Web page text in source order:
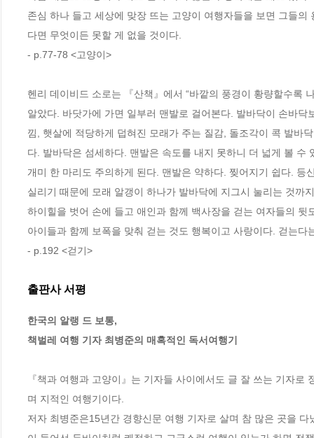
존심 하나 들고 세상에 맞장 뜨는 고양이 여행자들을 보면 그들
다면 무엇이든 못할 게 없을 것이다.
- p.77-78 <고양이>
헨리 데이비드 소로는 『산책』에서 “바깥의 풍경이 황량할수록
알았다. 바닷가에 가면 일부러 맨발로 걸어본다. 발바닥이 손바
낌, 햇살에 적당하게 덥혀진 모래가 주는 질감, 돌조각이 콕 발
다. 발바닥은 섬세하다. 맨발은 속도를 내지 못하니 더 넓게 볼
개미 한 마리도 주의하게 된다. 맨발은 약하다. 찢어지기 쉽다.
실리기 때문에 모래 알갱이 하나가 발바닥에 지그시 눌리는 것까
하이힐을 벗어 손에 들고 애인과 함께 백사장을 걷는 여자들의
- p.192 <걷기>
출판사 서평
한국의 알랭 드 보통,
책벌레 여행 기자 최병준의 매혹적인 독서여행기
『책과 여행과 고양이』는 기자들 사이에서도 글 잘 쓰는 기자
며 지적인 여행기이다.
저자 최병준은15년간 경향신문 여행 기자로 살며 참 많은 곳을